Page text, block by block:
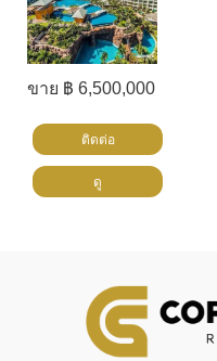
ขาย ฿ 6,500,000
ติดต่อ
ดู